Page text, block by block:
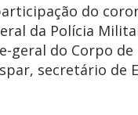
do
da Polícia
geral do Corpo
secretário de